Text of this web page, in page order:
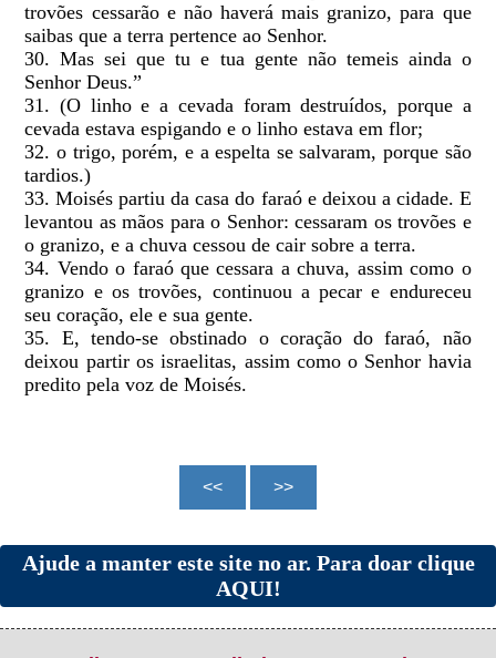
trovões cessarão e não haverá mais granizo, para que
saibas que a terra pertence ao Senhor.
30. Mas sei que tu e tua gente não temeis ainda o
Senhor Deus.”
31. (O linho e a cevada foram destruídos, porque a
cevada estava espigando e o linho estava em flor;
32. o trigo, porém, e a espelta se salvaram, porque são
tardios.)
33. Moisés partiu da casa do faraó e deixou a cidade. E
levantou as mãos para o Senhor: cessaram os trovões e
o granizo, e a chuva cessou de cair sobre a terra.
34. Vendo o faraó que cessara a chuva, assim como o
granizo e os trovões, continuou a pecar e endureceu
seu coração, ele e sua gente.
35. E, tendo-se obstinado o coração do faraó, não
deixou partir os israelitas, assim como o Senhor havia
predito pela voz de Moisés.
Ajude a manter este site no ar. Para doar clique
AQUI!